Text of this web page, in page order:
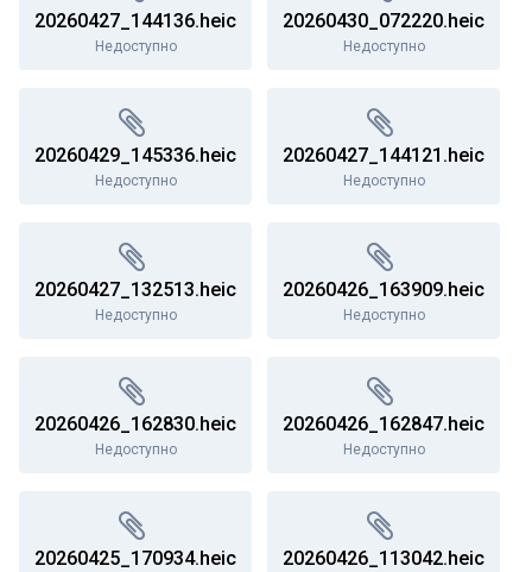
20260427_144136.heic
Недоступно
20260430_072220.heic
Недоступно
20260429_145336.heic
Недоступно
20260427_144121.heic
Недоступно
20260427_132513.heic
Недоступно
20260426_163909.heic
Недоступно
20260426_162830.heic
Недоступно
20260426_162847.heic
Недоступно
20260425_170934.heic 20260426_113042.heic